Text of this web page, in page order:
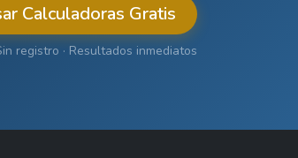
Calculadoras Gratis
registro · Resultados inmediatos